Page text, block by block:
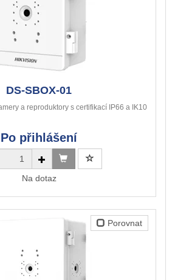
DS-SBOX-01
a reproduktory s certifikací IP66 a IK10
Po přihlášení
Na dotaz
Porovnat